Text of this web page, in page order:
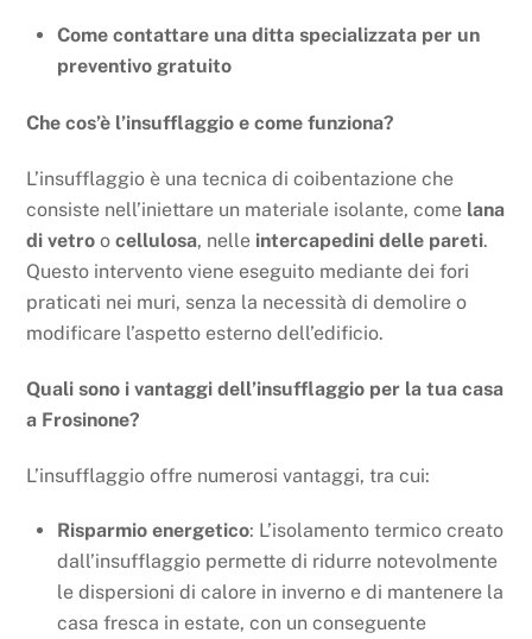
Come contattare una ditta specializzata per un
preventivo gratuito
Che cos’è l’insufflaggio e come funziona?
L’insufflaggio è una tecnica di coibentazione che
consiste nell’iniettare un materiale isolante, come lana
di vetro ocellulosa, nelle intercapedini delle pareti.
Questo intervento viene eseguito mediante dei fori
praticati nei muri, senza la necessità di demolire o
modificare l’aspetto esterno dell’edificio.
Quali sono i vantaggi dell’insufflaggio per la tua casa
a Frosinone?
L’insufflaggio offre numerosi vantaggi, tra cui:
Risparmio energetico: L’isolamento termico creato
dall’insufflaggio permette di ridurre notevolmente
le dispersioni di calore in inverno e di mantenere la
casa fresca in estate, con un conseguente